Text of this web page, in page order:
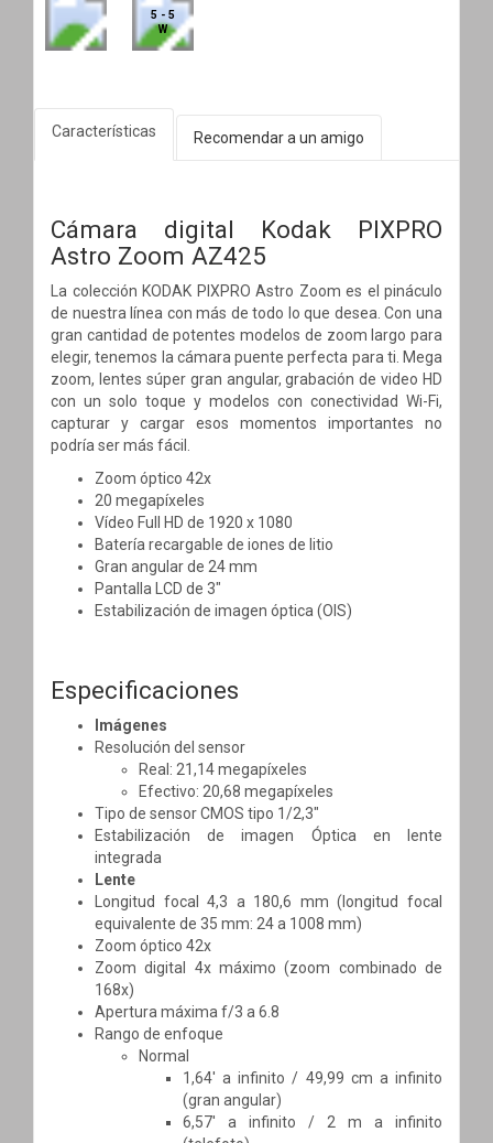
5 - 5
W
Características Recomendar a un amigo
Cámara digital Kodak PIXPRO
Astro Zoom AZ425
La colección KODAK PIXPRO Astro Zoom es el pináculo
de nuestra línea con más de todo lo que desea. Con una
gran cantidad de potentes modelos de zoom largo para
elegir, tenemos la cámara puente perfecta para ti. Mega
zoom, lentes súper gran angular, grabación de video HD
con un solo toque y modelos con conectividad Wi-Fi,
capturar y cargar esos momentos importantes no
podría ser más fácil.
Zoom óptico 42x
20 megapíxeles
Vídeo Full HD de 1920 x 1080
Batería recargable de iones de litio
Gran angular de 24 mm
Pantalla LCD de 3"
Estabilización de imagen óptica (OIS)
Especificaciones
Imágenes
Resolución del sensor
Real: 21,14 megapíxeles
Efectivo: 20,68 megapíxeles
Tipo de sensor CMOS tipo 1/2,3"
Estabilización de imagen Óptica en lente
integrada
Lente
Longitud focal 4,3 a 180,6 mm (longitud focal
equivalente de 35 mm: 24 a 1008 mm)
Zoom óptico 42x
Zoom digital 4x máximo (zoom combinado de
168x)
Apertura máxima f/3 a 6.8
Rango de enfoque
Normal
1,64' a infinito / 49,99 cm a infinito
(gran angular)
6,57' a infinito / 2 m a infinito